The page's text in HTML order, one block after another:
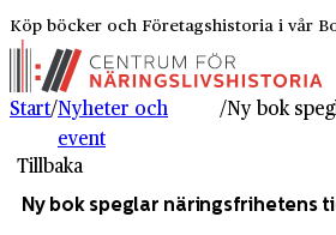
Köp böcker och Företagshistoria i vår
Start/Nyheter och
event
/
Tillbaka
Ny bok speglar näringsfrihetens